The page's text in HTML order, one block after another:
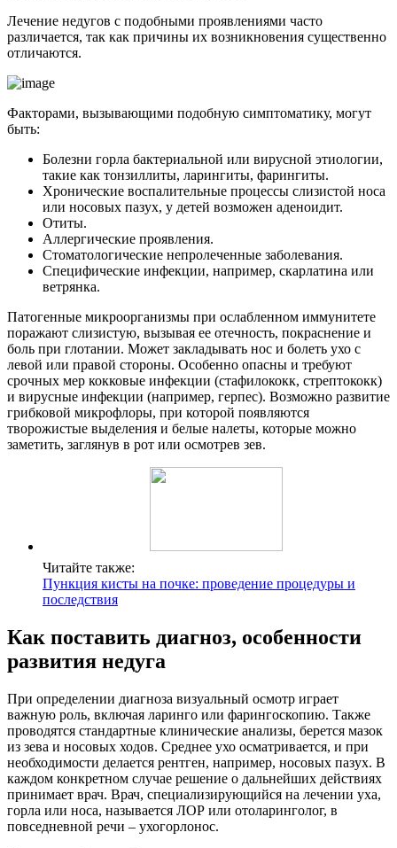
Лечение недугов с подобными проявлениями часто
различается, так как причины их возникновения существенно
отличаются.
Факторами, вызывающими подобную симптоматику, могут
быть:
Болезни горла бактериальной или вирусной этиологии,
такие как тонзиллиты, ларингиты, фарингиты.
Хронические воспалительные процессы слизистой носа
или носовых пазух, у детей возможен аденоидит.
Отиты.
Аллергические проявления.
Стоматологические непролеченные заболевания.
Специфические инфекции, например, скарлатина или
ветрянка.
Патогенные микроорганизмы при ослабленном иммунитете
поражают слизистую, вызывая ее отечность, покраснение и
боль при глотании. Может закладывать нос и болеть ухо с
левой или правой стороны. Особенно опасны и требуют
срочных мер кокковые инфекции (стафилококк, стрептококк)
и вирусные инфекции (например, герпес). Возможно развитие
грибковой микрофлоры, при которой появляются
творожистые выделения и белые налеты, которые можно
заметить, заглянув в рот или осмотрев зев.
Читайте также:
Пункция кисты на почке: проведение процедуры и
последствия
Как поставить диагноз, особенности
развития недуга
При определении диагноза визуальный осмотр играет
важную роль, включая ларинго или фарингоскопию. Также
проводятся стандартные клинические анализы, берется мазок
из зева и носовых ходов. Среднее ухо осматривается, и при
необходимости делается рентген, например, носовых пазух. В
каждом конкретном случае решение о дальнейших действиях
принимает врач. Врач, специализирующийся на лечении уха,
горла или носа, называется ЛОР или отоларинголог, в
повседневной речи – ухогорлонос.